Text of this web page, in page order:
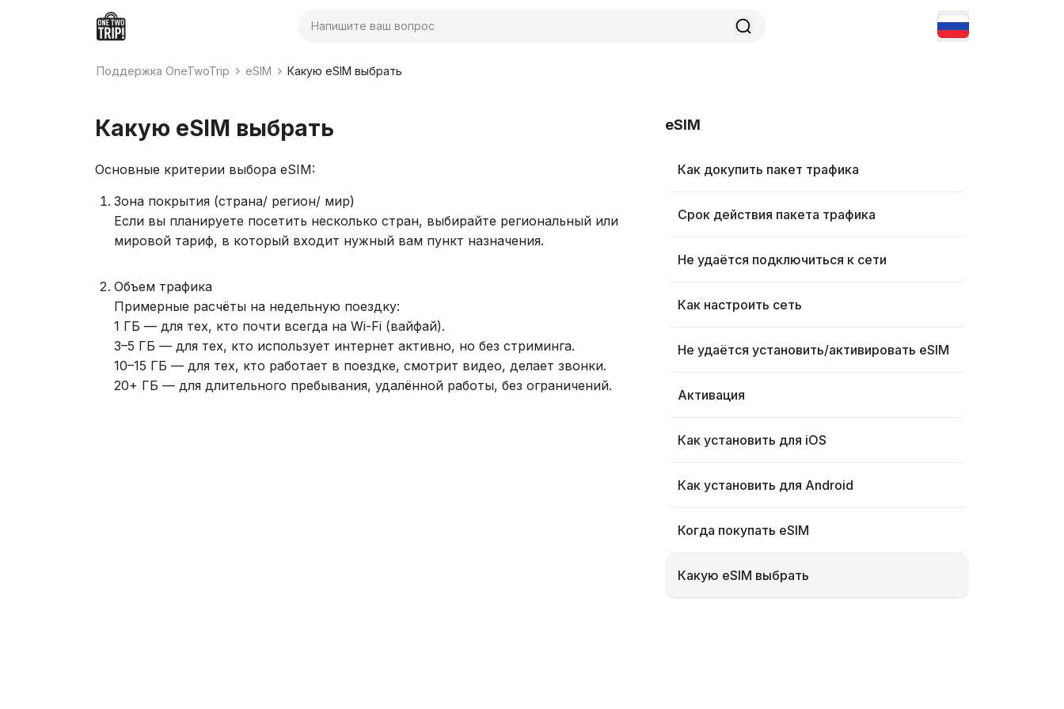
Поиск
Поддержка OneTwoTrip eSIM Какую eSIM выбрать
Какую eSIM выбрать
Основные критерии выбора eSIM:
Зона покрытия (страна/ регион/ мир)
Если вы планируете посетить несколько стран, выбирайте региональный или
мировой тариф, в который входит нужный вам пункт назначения.
Объем трафика
Примерные расчёты на недельную поездку:
1 ГБ — для тех, кто почти всегда на Wi-Fi (вайфай).
3–5 ГБ — для тех, кто использует интернет активно, но без стриминга.
10–15 ГБ — для тех, кто работает в поездке, смотрит видео, делает звонки.
20+ ГБ — для длительного пребывания, удалённой работы, без ограничений.
eSIM
Как докупить пакет трафика
Срок действия пакета трафика
Не удаётся подключиться к сети
Как настроить сеть
Не удаётся установить/активировать eSIM
Активация
Как установить для iOS
Как установить для Android
Когда покупать eSIM
Какую eSIM выбрать